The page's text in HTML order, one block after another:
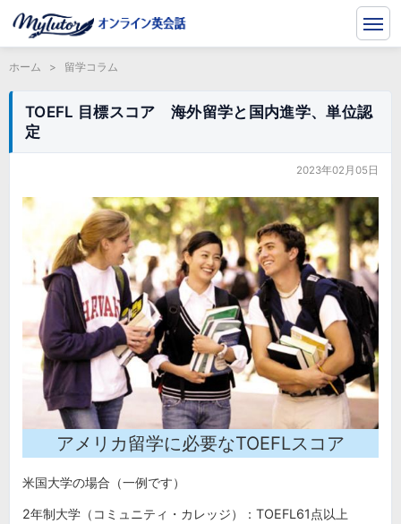
ホーム > 留学コラム
TOEFL 目標スコア 海外留学と国内進学、単位認
定
2023年02月05日
アメリカ留学に必要なTOEFLスコア
米国大学の場合（一例です）
2年制大学（コミュニティ・カレッジ）：TOEFL61点以上